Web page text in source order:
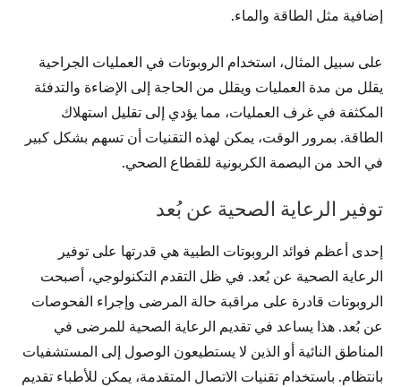
إضافية مثل الطاقة والماء.
على سبيل المثال، استخدام الروبوتات في العمليات الجراحية
يقلل من مدة العمليات ويقلل من الحاجة إلى الإضاءة والتدفئة
المكثفة في غرف العمليات، مما يؤدي إلى تقليل استهلاك
الطاقة. بمرور الوقت، يمكن لهذه التقنيات أن تسهم بشكل كبير
في الحد من البصمة الكربونية للقطاع الصحي.
توفير الرعاية الصحية عن بُعد
إحدى أعظم فوائد الروبوتات الطبية هي قدرتها على توفير
الرعاية الصحية عن بُعد. في ظل التقدم التكنولوجي، أصبحت
الروبوتات قادرة على مراقبة حالة المرضى وإجراء الفحوصات
عن بُعد. هذا يساعد في تقديم الرعاية الصحية للمرضى في
المناطق النائية أو الذين لا يستطيعون الوصول إلى المستشفيات
بانتظام. باستخدام تقنيات الاتصال المتقدمة، يمكن للأطباء تقديم